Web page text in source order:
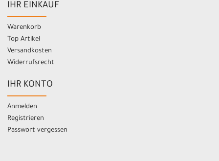
IHR EINKAUF
Warenkorb
Top Artikel
Versandkosten
Widerrufsrecht
IHR KONTO
Anmelden
Registrieren
Passwort vergessen